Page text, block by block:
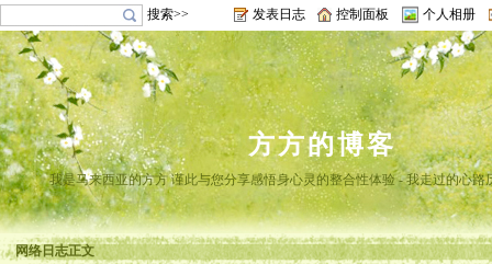
搜索>> 发表日志 控制面板 个人相册
方方的博客
我是马来西亚的方方 谨此与您分享感悟身心灵的整合性体验 - 我走过的心路
网络日志正文